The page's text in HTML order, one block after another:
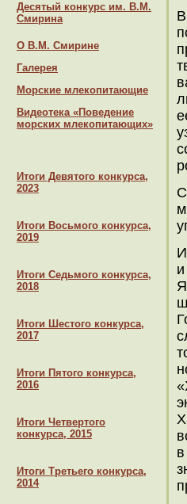
Десятый конкурс им. В.М.
Смирина
О В.М. Смирине
Галерея
Морские млекопитающие
Видеотека «Поведение
морских млекопитающих»
Итоги Девятого конкурса,
2023
Итоги Восьмого конкурса,
2019
Итоги Седьмого конкурса,
2018
Итоги Шестого конкурса,
2017
Итоги Пятого конкурса,
2016
Итоги Четвертого
конкурса, 2015
Итоги Третьего конкурса,
2014